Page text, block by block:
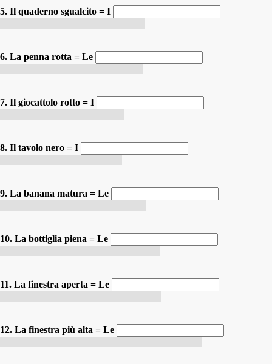
5. Il quaderno sgualcito = I
6. La penna rotta = Le
7. Il giocattolo rotto = I
8. Il tavolo nero = I
9. La banana matura = Le
10. La bottiglia piena = Le
11. La finestra aperta = Le
12. La finestra più alta = Le